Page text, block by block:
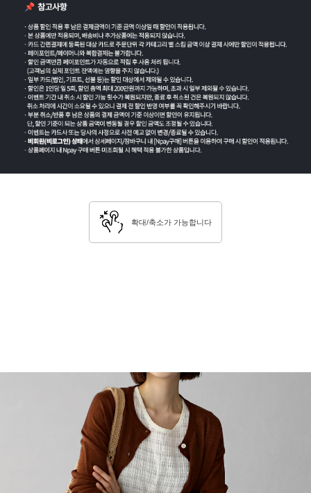
확대/축소가 가능합니다